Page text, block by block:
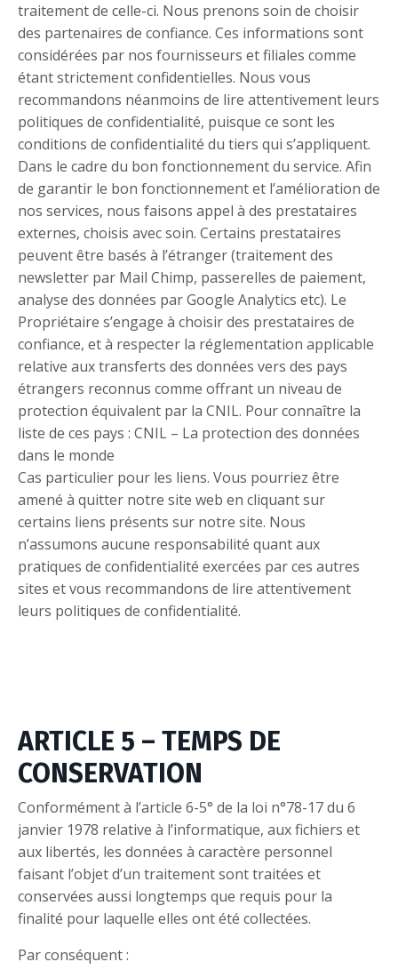
traitement de celle-ci. Nous prenons soin de choisir
des partenaires de confiance. Ces informations sont
considérées par nos fournisseurs et filiales comme
étant strictement confidentielles. Nous vous
recommandons néanmoins de lire attentivement leurs
politiques de confidentialité, puisque ce sont les
conditions de confidentialité du tiers qui s’appliquent.
Dans le cadre du bon fonctionnement du service. Afin
de garantir le bon fonctionnement et l’amélioration de
nos services, nous faisons appel à des prestataires
externes, choisis avec soin. Certains prestataires
peuvent être basés à l’étranger (traitement des
newsletter par Mail Chimp, passerelles de paiement,
analyse des données par Google Analytics etc). Le
Propriétaire s’engage à choisir des prestataires de
confiance, et à respecter la réglementation applicable
relative aux transferts des données vers des pays
étrangers reconnus comme offrant un niveau de
protection équivalent par la CNIL. Pour connaître la
liste de ces pays : CNIL – La protection des données
dans le monde
Cas particulier pour les liens. Vous pourriez être
amené à quitter notre site web en cliquant sur
certains liens présents sur notre site. Nous
n’assumons aucune responsabilité quant aux
pratiques de confidentialité exercées par ces autres
sites et vous recommandons de lire attentivement
leurs politiques de confidentialité.
ARTICLE 5 – TEMPS DE
CONSERVATION
Conformément à l’article 6-5° de la loi n°78-17 du 6
janvier 1978 relative à l’informatique, aux fichiers et
aux libertés, les données à caractère personnel
faisant l’objet d’un traitement sont traitées et
conservées aussi longtemps que requis pour la
finalité pour laquelle elles ont été collectées.
Par conséquent :